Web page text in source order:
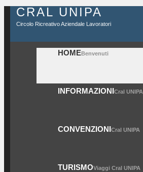
CRAL UNIPA
Circolo Ricreativo Aziendale Lavoratori
HOMEBenvenuti
INFORMAZIONICral UNIPA
CONVENZIONICral UNIPA
TURISMOViaggi Cral UNIPA